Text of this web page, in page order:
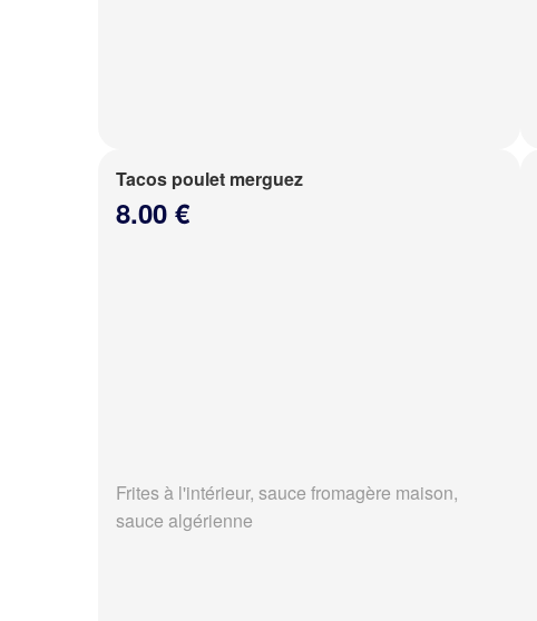
Tacos poulet merguez
8.00 €
Frites à l'intérieur, sauce fromagère maison,
sauce algérienne